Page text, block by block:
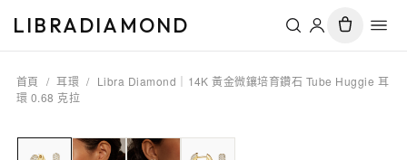
LIBRADIAMOND
首頁 / 耳環 / Libra Diamond｜14K 黃金微鑲培育鑽石 Tube Huggie 耳
環 0.68 克拉